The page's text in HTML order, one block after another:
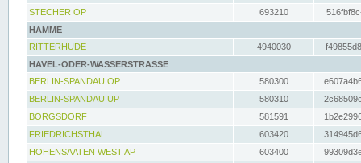
STECHER OP
693210
HAMME
RITTERHUDE
4940030
HAVEL-ODER-WASSERSTRASSE
BERLIN-SPANDAU OP
580300
BERLIN-SPANDAU UP
580310
BORGSDORF
581591
FRIEDRICHSTHAL
603420
HOHENSAATEN WEST AP
603400